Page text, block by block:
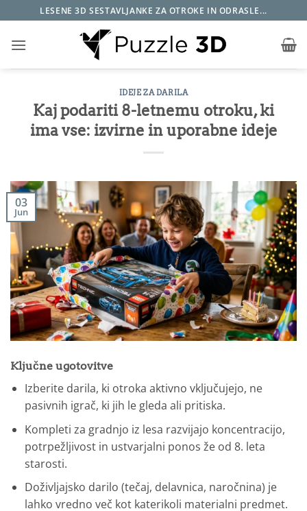
na
vsebino
LESENE 3D SESTAVLJANKE ZA OTROKE IN ODRASLE...
IDEJE ZA DARILA
Kaj podariti 8-letnemu otroku, ki
ima vse: izvirne in uporabne ideje
03
Jun
Ključne ugotovitve
Izberite darila, ki otroka aktivno vključujejo, ne
pasivnih igrač, ki jih le gleda ali pritiska.
Kompleti za gradnjo iz lesa razvijajo koncentracijo,
potrpežljivost in ustvarjalni ponos že od 8. leta
starosti.
Doživljajsko darilo (tečaj, delavnica, naročnina) je
lahko vredno več kot katerikoli materialni predmet.